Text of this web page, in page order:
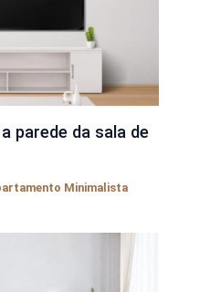
parede da sala de
Minimalista